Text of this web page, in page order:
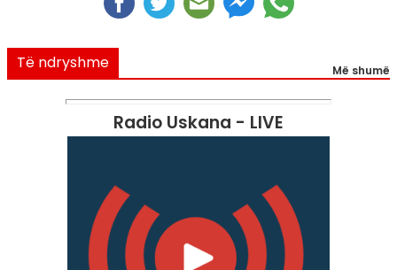
Të ndryshme Më shumë
Radio Uskana - LIVE